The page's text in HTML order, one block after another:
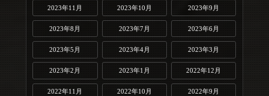
2023年11月 2023年10月 2023年9月
2023年8月 2023年7月 2023年6月
2023年5月 2023年4月 2023年3月
2023年2月 2023年1月 2022年12月
2022年11月 2022年10月 2022年9月